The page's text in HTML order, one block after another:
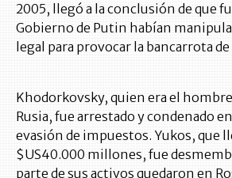
2005, llegó a la conclusión de que
Gobierno de Putin habían
legal para provocar la bancarrota de
Khodorkovsky, quien era el
Rusia, fue arrestado y condenado
evasión de impuestos. Yukos, que
$US40.000 millones, fue
parte de sus activos quedaron en